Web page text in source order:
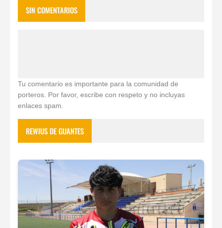
SIN COMENTARIOS
Tu comentario es importante para la comunidad de
porteros. Por favor, escribe con respeto y no incluyas
enlaces spam.
REWIUS DE GUANTES